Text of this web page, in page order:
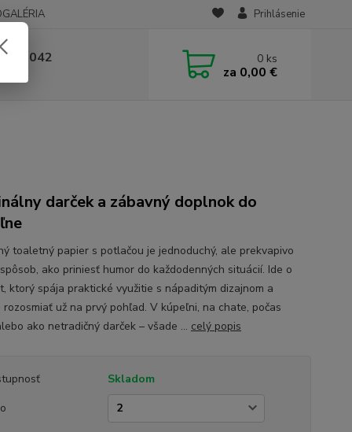
Prihlásenie
236 042 0 ks
za 0,00 €
darček a zábavný doplnok do
toaletný papier s potlačou je jednoduchý, ale prekvapivo
ako priniesť humor do každodenných situácií. Ide o
ktorý spája praktické využitie s nápaditým dizajnom a
rozosmiať už na prvý pohľad. V kúpeľni, na chate, počas
ako netradičný darček – všade ... celý popis
Skladom